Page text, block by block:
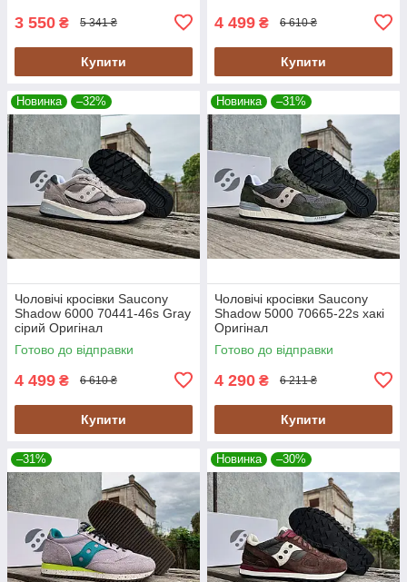
3 550 ₴ 5 341 ₴
Купити
4 499 ₴ 6 610 ₴
Купити
Новинка –32%
Чоловічі кросівки Saucony
Shadow 6000 70441-46s Gray
сірий Оригінал
Готово до відправки
4 499 ₴ 6 610 ₴
Купити
Новинка –31%
Чоловічі кросівки Saucony
Shadow 5000 70665-22s хакі
Оригінал
Готово до відправки
4 290 ₴ 6 211 ₴
Купити
–31% Новинка –30%